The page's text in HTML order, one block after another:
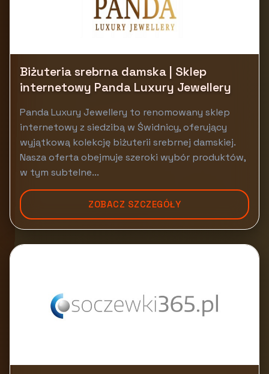
Biżuteria srebrna damska | Sklep
internetowy Panda Luxury Jewellery
Panda Luxury Jewellery to renomowany sklep
internetowy z siedzibą w Świdnicy, oferujący
wyjątkową kolekcję biżuterii srebrnej damskiej.
Nasza oferta obejmuje szeroki wybór produktów,
w tym subtelne...
ZOBACZ SZCZEGÓŁY